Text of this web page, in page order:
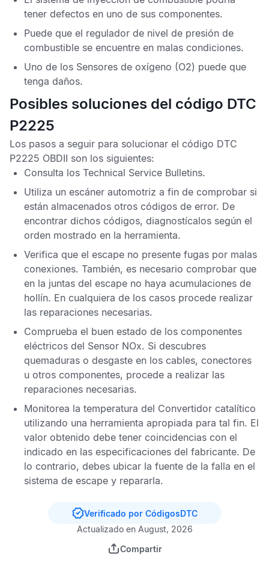
tener defectos en uno de sus componentes.
Puede que el regulador de nivel de presión de
combustible se encuentre en malas condiciones.
Uno de los Sensores de oxígeno (O2) puede que
tenga daños.
Posibles soluciones del código DTC
P2225
Los pasos a seguir para solucionar el código DTC
P2225 OBDII son los siguientes:
Consulta los Technical Service Bulletins.
Utiliza un escáner automotriz a fin de comprobar si
están almacenados otros códigos de error. De
encontrar dichos códigos, diagnostícalos según el
orden mostrado en la herramienta.
Verifica que el escape no presente fugas por malas
conexiones. También, es necesario comprobar que
en la juntas del escape no haya acumulaciones de
hollín. En cualquiera de los casos procede realizar
las reparaciones necesarias.
Comprueba el buen estado de los componentes
eléctricos del Sensor NOx. Si descubres
quemaduras o desgaste en los cables, conectores
u otros componentes, procede a realizar las
reparaciones necesarias.
Monitorea la temperatura del Convertidor catalítico
utilizando una herramienta apropiada para tal fin. El
valor obtenido debe tener coincidencias con el
indicado en las especificaciones del fabricante. De
lo contrario, debes ubicar la fuente de la falla en el
sistema de escape y repararla.
Verificado por CódigosDTC
Actualizado en August, 2026
Compartir